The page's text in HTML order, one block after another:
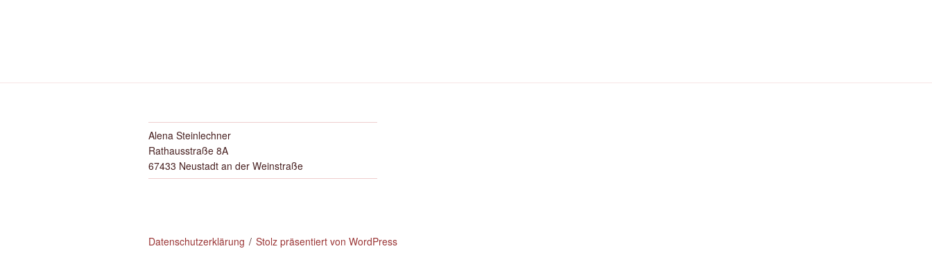
Alena Steinlechner
Rathausstraße 8A
67433 Neustadt an der Weinstraße
Datenschutzerklärung Stolz präsentiert von WordPress